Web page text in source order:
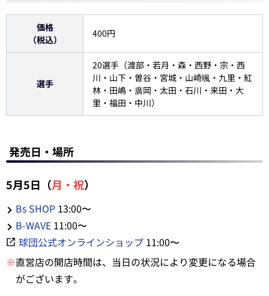
価格
（税込）
400円
選手
20選手（渡部・若月・森・西野・宗・西
川・山下・曽谷・宮城・山崎颯・九里・紅
林・田嶋・廣岡・太田・石川・来田・大
里・福田・中川）
発売日・場所
5月5日（月・祝）
Bs SHOP 13:00〜
B-WAVE 11:00〜
球団公式オンラインショップ 11:00〜
※直営店の開店時間は、当日の状況により変更になる場合
がございます。